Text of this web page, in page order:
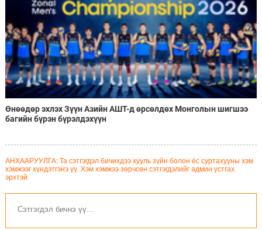
Өнөөдөр эхлэх Зүүн Азийн АШТ-д өрсөлдөх Монголын шигшээ
багийн бүрэн бүрэлдэхүүн
АНХААРУУЛГА: Та сэтгэгдэл бичихдээ хууль зүйн болон ёс суртахууны хэм
хэмжээг хүндэтгэнэ үү. Хэм хэмжээ зөрчсөн сэтгэгдэлийг админ устгах
эрхтэй.